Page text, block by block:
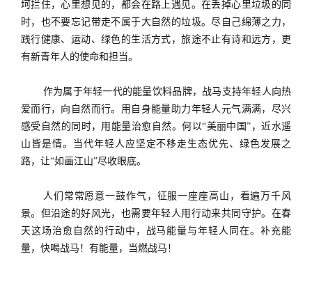
坷拦住，心里想见的，都会在路上遇见。在丢掉心里垃圾的同
时，也不要忘记带走不属于大自然的垃圾。尽自己绵薄之力，
践行健康、运动、绿色的生活方式，旅途不止有诗和远方，更
有新青年人的使命和担当。
作为属于年轻一代的能量饮料品牌，战马支持年轻人向热
爱而行，向自然而行。用自身能量助力年轻人元气满满，尽兴
感受自然的同时，用能量治愈自然。何以“美丽中国”，近水遥
山皆是情。当代年轻人应坚定不移走生态优先、绿色发展之
路，让“如画江山”尽收眼底。
人们常常愿意一鼓作气，征服一座座高山，看遍万千风
景。但沿途的好风光，也需要年轻人用行动来共同守护。在春
天这场治愈自然的行动中，战马能量与年轻人同在。补充能
量，快喝战马！有能量，当燃战马！